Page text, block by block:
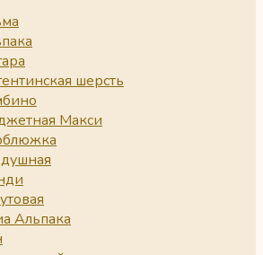
шерсть
Макси
Альпака